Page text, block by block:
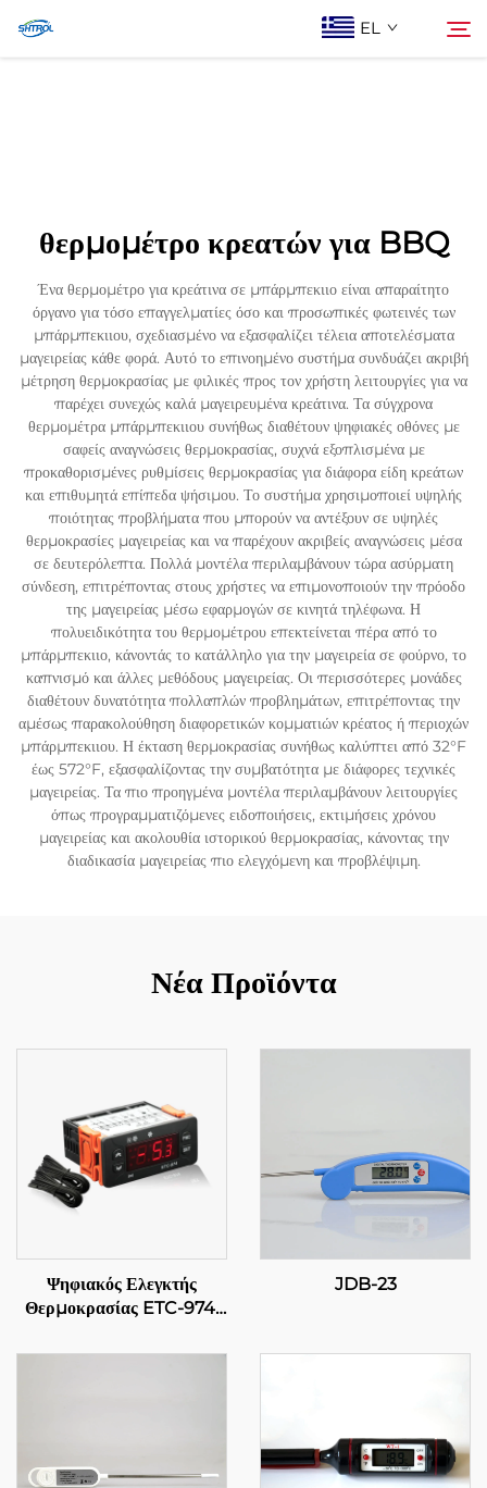
EL
Επικοινωνία Με Ας
θερμομέτρο κρεατών για BBQ
Ένα θερμομέτρο για κρεάτινα σε μπάρμπεκιιο είναι απαραίτητο
όργανο για τόσο επαγγελματίες όσο και προσωπικές φωτεινές των
μπάρμπεκιιου, σχεδιασμένο να εξασφαλίζει τέλεια αποτελέσματα
μαγειρείας κάθε φορά. Αυτό το επινοημένο συστήμα συνδυάζει ακριβή
μέτρηση θερμοκρασίας με φιλικές προς τον χρήστη λειτουργίες για να
παρέχει συνεχώς καλά μαγειρευμένα κρεάτινα. Τα σύγχρονα
θερμομέτρα μπάρμπεκιιου συνήθως διαθέτουν ψηφιακές οθόνες με
σαφείς αναγνώσεις θερμοκρασίας, συχνά εξοπλισμένα με
προκαθορισμένες ρυθμίσεις θερμοκρασίας για διάφορα είδη κρεάτων
και επιθυμητά επίπεδα ψήσιμου. Το συστήμα χρησιμοποιεί υψηλής
ποιότητας προβλήματα που μπορούν να αντέξουν σε υψηλές
θερμοκρασίες μαγειρείας και να παρέχουν ακριβείς αναγνώσεις μέσα
σε δευτερόλεπτα. Πολλά μοντέλα περιλαμβάνουν τώρα ασύρματη
σύνδεση, επιτρέποντας στους χρήστες να επιμονοποιούν την πρόοδο
της μαγειρείας μέσω εφαρμογών σε κινητά τηλέφωνα. Η
πολυειδικότητα του θερμομέτρου επεκτείνεται πέρα από το
μπάρμπεκιιο, κάνοντάς το κατάλληλο για την μαγειρεία σε φούρνο, το
καπνισμό και άλλες μεθόδους μαγειρείας. Οι περισσότερες μονάδες
διαθέτουν δυνατότητα πολλαπλών προβλημάτων, επιτρέποντας την
αμέσως παρακολούθηση διαφορετικών κομματιών κρέατος ή περιοχών
μπάρμπεκιιου. Η έκταση θερμοκρασίας συνήθως καλύπτει από 32°F
έως 572°F, εξασφαλίζοντας την συμβατότητα με διάφορες τεχνικές
μαγειρείας. Τα πιο προηγμένα μοντέλα περιλαμβάνουν λειτουργίες
όπως προγραμματιζόμενες ειδοποιήσεις, εκτιμήσεις χρόνου
μαγειρείας και ακολουθία ιστορικού θερμοκρασίας, κάνοντας την
διαδικασία μαγειρείας πιο ελεγχόμενη και προβλέψιμη.
Νέα Προϊόντα
Ψηφιακός Ελεγκτής
Θερμοκρασίας ETC-974:
έλεγχος θερμοκρασίας για
JDB-23